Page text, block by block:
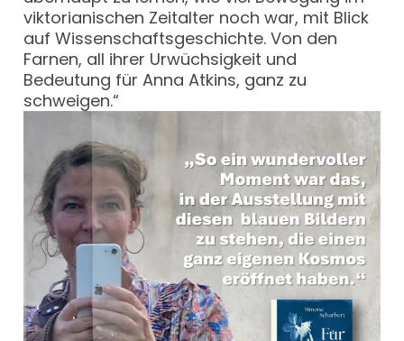
viktorianischen Zeitalter noch war, mit Blick
auf Wissenschaftsgeschichte. Von den
Farnen, all ihrer Urwüchsigkeit und
Bedeutung für Anna Atkins, ganz zu
schweigen.“